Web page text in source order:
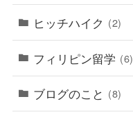
ヒッチハイク (2)
フィリピン留学 (6)
ブログのこと (8)